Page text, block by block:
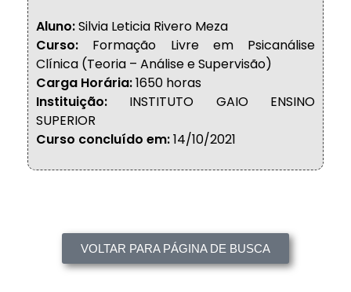
Aluno:Silvia Leticia Rivero Meza
Curso: Formação Livre em Psicanálise
Clínica (Teoria – Análise e Supervisão)
Carga Horária:1650 horas
Instituição: INSTITUTO GAIO ENSINO
SUPERIOR
Curso concluído em:14/10/2021
VOLTAR PARA PÁGINA DE BUSCA